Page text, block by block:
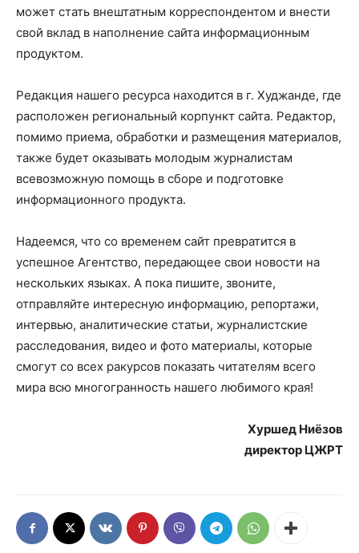
может стать внештатным корреспондентом и внести
свой вклад в наполнение сайта информационным
продуктом.
Редакция нашего ресурса находится в г. Худжанде, где
расположен региональный корпункт сайта. Редактор,
помимо приема, обработки и размещения материалов,
также будет оказывать молодым журналистам
всевозможную помощь в сборе и подготовке
информационного продукта.
Надеемся, что со временем сайт превратится в
успешное Агентство, передающее свои новости на
нескольких языках. А пока пишите, звоните,
отправляйте интересную информацию, репортажи,
интервью, аналитические статьи, журналистские
расследования, видео и фото материалы, которые
смогут со всех ракурсов показать читателям всего
мира всю многогранность нашего любимого края!
Хуршед Ниёзов
директор ЦЖРТ